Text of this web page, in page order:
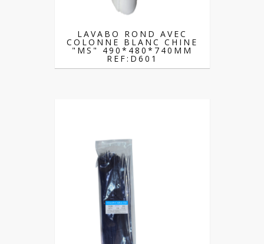
LAVABO ROND AVEC
COLONNE BLANC CHINE
"MS" 490*480*740MM
REF:D601